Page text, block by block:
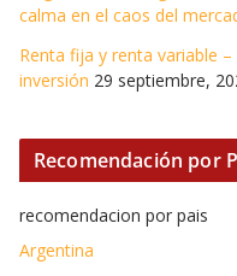
calma en el caos del
Renta fija y renta variable
inversión 29 septiembre,
Recomendación por
recomendacion por pais
Argentina